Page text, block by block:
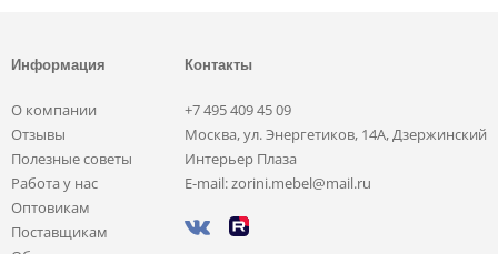
Информация
О компании
Отзывы
Полезные советы
Работа у нас
Оптовикам
Поставщикам
Контакты
+7 495 409 45 09
Москва, ул. Энергетиков, 14А, Дзержинский
Интерьер Плаза
E-mail: zorini.mebel@mail.ru